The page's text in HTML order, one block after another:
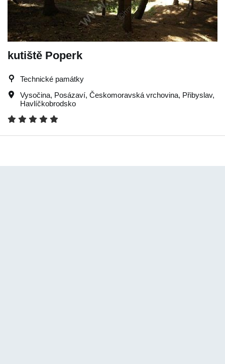
kutiště Poperk
Technické památky
Vysočina, Posázaví, Českomoravská vrchovina, Přibyslav,
Havlíčkobrodsko